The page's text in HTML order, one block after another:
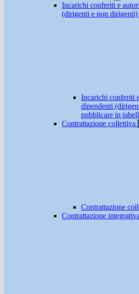
Incarichi conferiti e
(dirigenti e non dirigenti)
Incarichi conferiti
dipendenti
pubblicare in
Contrattazione collettiva
Contrattazione
Contrattazione integrativa